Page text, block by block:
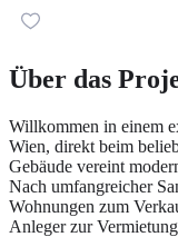
Über das
Willkommen in einem
Wien, direkt beim
Gebäude vereint
Nach umfangreicher
Wohnungen zum
Anleger zur